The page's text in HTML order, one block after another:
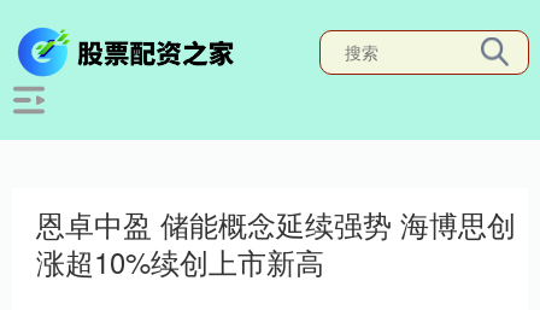
恩卓中盈 储能概念延续强势 海博思创
涨超10%续创上市新高